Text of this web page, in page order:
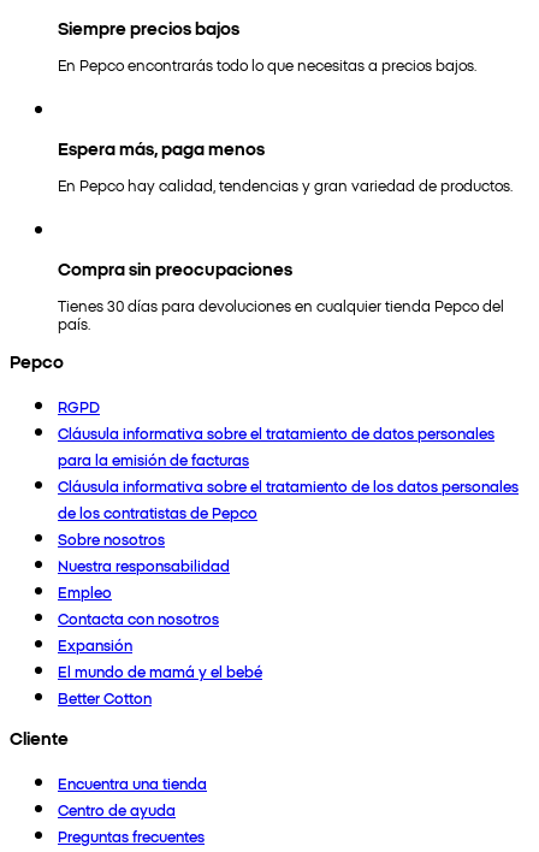
Siempre precios bajos
En Pepco encontrarás todo lo que necesitas a precios bajos.
Espera más, paga menos
En Pepco hay calidad, tendencias y gran variedad de productos.
Compra sin preocupaciones
Tienes 30 días para devoluciones en cualquier tienda Pepco del
país.
Pepco
RGPD
Cláusula informativa sobre el tratamiento de datos personales
para la emisión de facturas
Cláusula informativa sobre el tratamiento de los datos personales
de los contratistas de Pepco
Sobre nosotros
Nuestra responsabilidad
Empleo
Contacta con nosotros
Expansión
El mundo de mamá y el bebé
Better Cotton
Cliente
Encuentra una tienda
Centro de ayuda
Preguntas frecuentes